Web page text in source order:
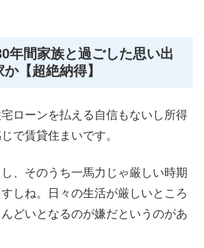
年間家族と過ごした思い出
【超絶納得】
ローンを払える自信もないし所得
で賃貸住まいです。
、そのうち一馬力じゃ厳しい時期
しね。日々の生活が厳しいところ
どいとなるのが嫌だというのがあ